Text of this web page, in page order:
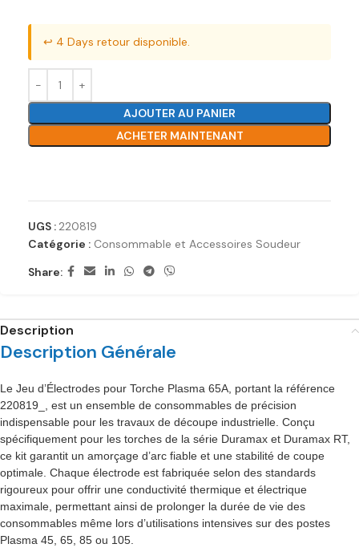
↩️ 4 Days retour disponible.
AJOUTER AU PANIER
ACHETER MAINTENANT
UGS : 220819
Catégorie : Consommable et Accessoires Soudeur
Share:
Description
Description Générale
Le Jeu d’Électrodes pour Torche Plasma 65A, portant la référence
220819_, est un ensemble de consommables de précision
indispensable pour les travaux de découpe industrielle. Conçu
spécifiquement pour les torches de la série Duramax et Duramax RT,
ce kit garantit un amorçage d’arc fiable et une stabilité de coupe
optimale. Chaque électrode est fabriquée selon des standards
rigoureux pour offrir une conductivité thermique et électrique
maximale, permettant ainsi de prolonger la durée de vie des
consommables même lors d’utilisations intensives sur des postes
Plasma 45, 65, 85 ou 105.